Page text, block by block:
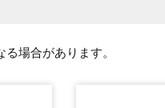
場合があります。